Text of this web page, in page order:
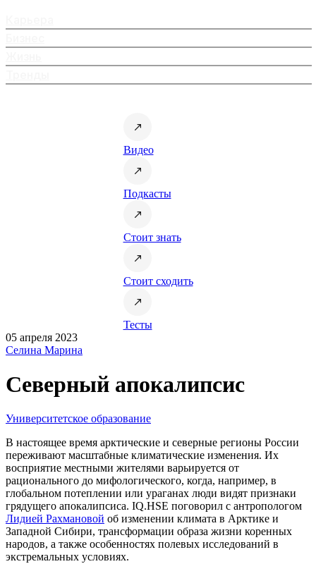
Видео
Подкасты
Стоит знать
Стоит сходить
Тесты
05 апреля 2023
Селина Марина
Северный апокалипсис
Университетское образование
В настоящее время арктические и северные регионы России
переживают масштабные климатические изменения. Их
восприятие местными жителями варьируется от
рационального до мифологического, когда, например, в
глобальном потеплении или ураганах люди видят признаки
грядущего апокалипсиса. IQ.HSE поговорил с антропологом
Лидией Рахмановой об изменении климата в Арктике и
Западной Сибири, трансформации образа жизни коренных
народов, а также особенностях полевых исследований в
экстремальных условиях.